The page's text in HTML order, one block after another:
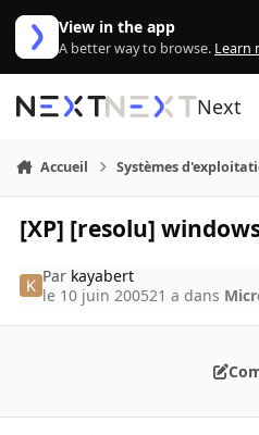
Aller au contenu
View in the app
A better way to browse. Learn
Next
Accueil Systèmes
[XP] [resolu]
Par kayabert
le 10 juin 200521 a dans